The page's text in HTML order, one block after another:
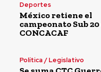
Deportes
México retiene el
campeonato Sub 20
CONCACAF
Política / Legislativo